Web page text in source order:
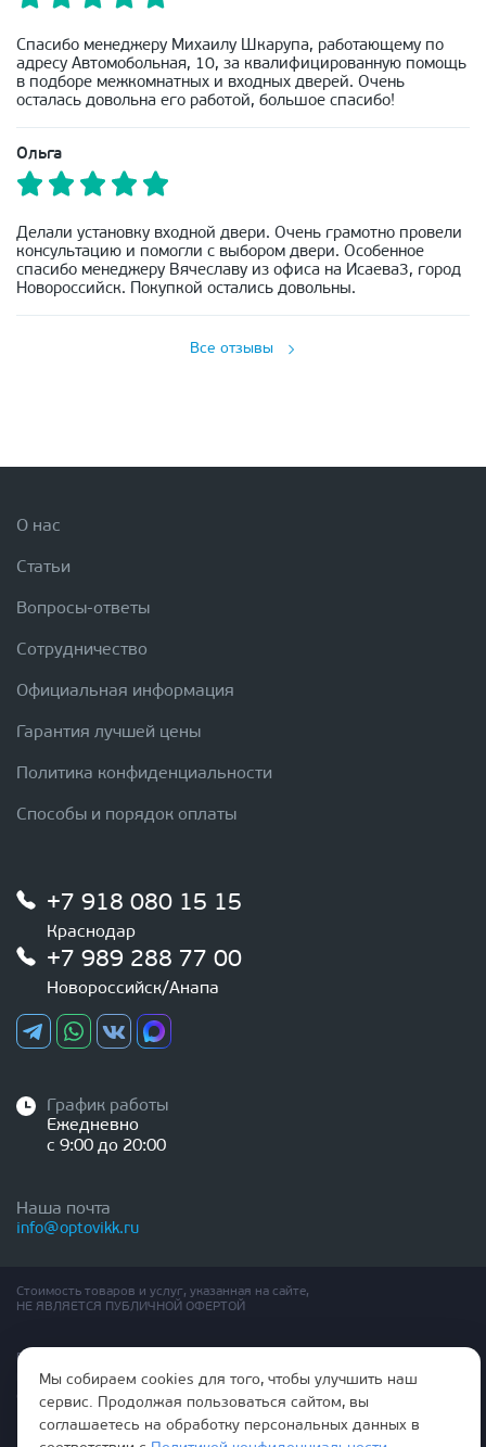
Спасибо менеджеру Михаилу Шкарупа, работающему по
адресу Автомобольная, 10, за квалифицированную помощь
в подборе межкомнатных и входных дверей. Очень
осталась довольна его работой, большое спасибо!
Ольга
Делали установку входной двери. Очень грамотно провели
консультацию и помогли с выбором двери. Особенное
спасибо менеджеру Вячеславу из офиса на Исаева3, город
Новороссийск. Покупкой остались довольны.
Все отзывы
О нас
Статьи
Вопросы-ответы
Сотрудничество
Официальная информация
Гарантия лучшей цены
Политика конфиденциальности
Способы и порядок оплаты
+7 918 080 15 15
Краснодар
+7 989 288 77 00
Новороссийск/Анапа
График работы
Ежедневно
с 9:00 до 20:00
Наша почта
info@optovikk.ru
Стоимость товаров и услуг, указанная на сайте,
НЕ ЯВЛЯЕТСЯ ПУБЛИЧНОЙ ОФЕРТОЙ
Правила эксплутации входных и межкомнатных дверей
Политика обработки персональных данных
Согласие на обработку персональных данных
Мы собираем cookies для того, чтобы улучшить наш
сервис. Продолжая пользоваться сайтом, вы
соглашаетесь на обработку персональных данных в